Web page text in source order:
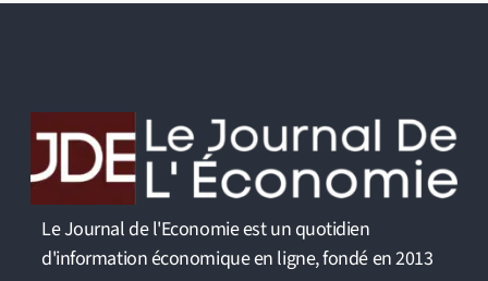
Le Journal de l'Economie est un quotidien
d'information économique en ligne, fondé en 2013